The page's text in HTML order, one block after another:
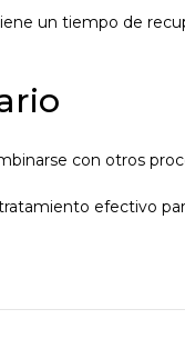
un tiempo de
con otros
efectivo